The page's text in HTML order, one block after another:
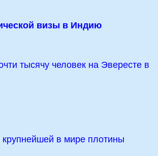
визы в Индию
тысячу человек на Эвересте в
крупнейшей в мире плотины